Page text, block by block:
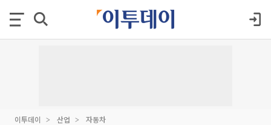
이투데이 산업 자동차